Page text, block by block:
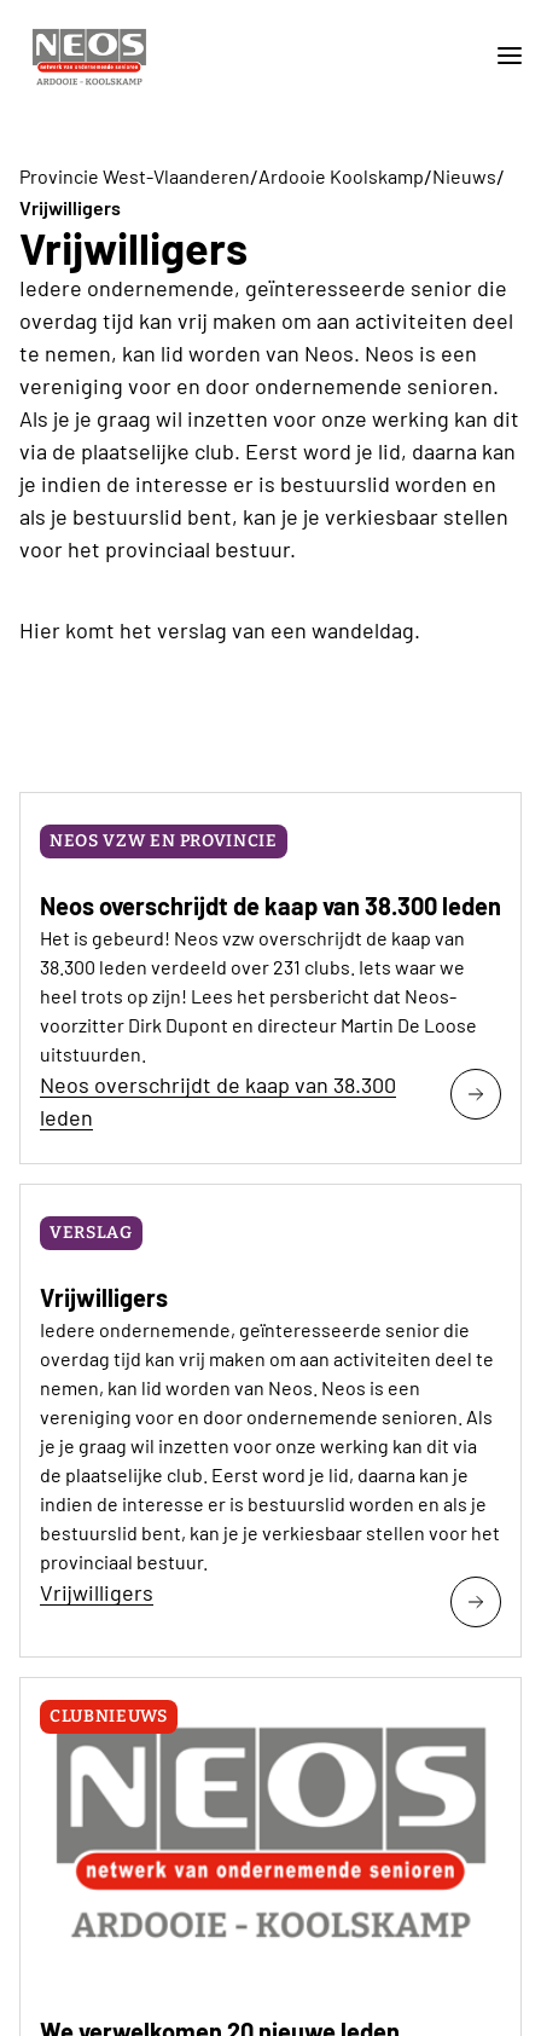
Provincie West-Vlaanderen/Ardooie Koolskamp/Nieuws/
Vrijwilligers
Vrijwilligers
Iedere ondernemende, geïnteresseerde senior die
overdag tijd kan vrij maken om aan activiteiten deel
te nemen, kan lid worden van Neos. Neos is een
vereniging voor en door ondernemende senioren.
Als je je graag wil inzetten voor onze werking kan dit
via de plaatselijke club. Eerst word je lid, daarna kan
je indien de interesse er is bestuurslid worden en
als je bestuurslid bent, kan je je verkiesbaar stellen
voor het provinciaal bestuur.
Hier komt het verslag van een wandeldag.
NEOS VZW EN PROVINCIE
Neos overschrijdt de kaap van 38.300 leden
Het is gebeurd! Neos vzw overschrijdt de kaap van
38.300 leden verdeeld over 231 clubs. Iets waar we
heel trots op zijn! Lees het persbericht dat Neos-
voorzitter Dirk Dupont en directeur Martin De Loose
uitstuurden.
Neos overschrijdt de kaap van 38.300
leden
VERSLAG
Vrijwilligers
Iedere ondernemende, geïnteresseerde senior die
overdag tijd kan vrij maken om aan activiteiten deel te
nemen, kan lid worden van Neos. Neos is een
vereniging voor en door ondernemende senioren. Als
je je graag wil inzetten voor onze werking kan dit via
de plaatselijke club. Eerst word je lid, daarna kan je
indien de interesse er is bestuurslid worden en als je
bestuurslid bent, kan je je verkiesbaar stellen voor het
provinciaal bestuur.
Vrijwilligers
CLUBNIEUWS